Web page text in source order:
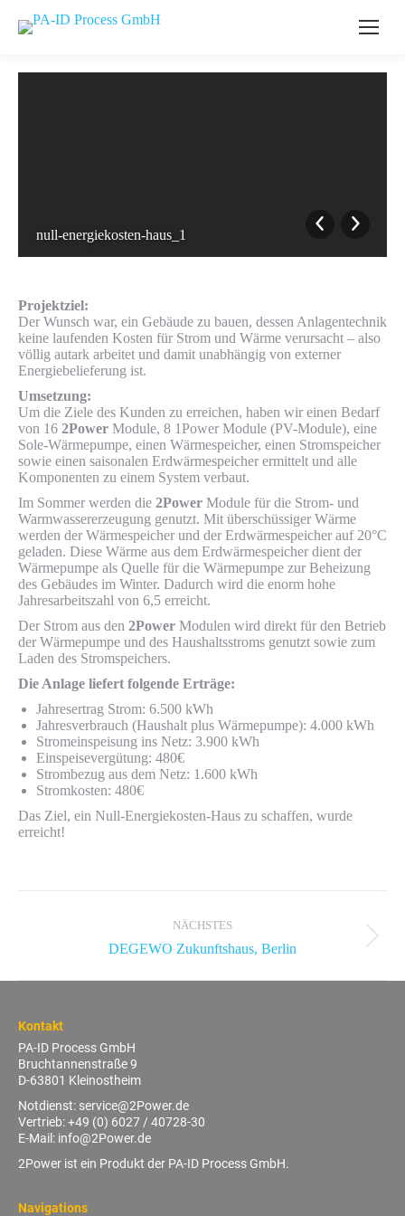
null-energiekosten-haus_1
Projektziel:
Der Wunsch war, ein Gebäude zu bauen, dessen Anlagentechnik
keine laufenden Kosten für Strom und Wärme verursacht – also
völlig autark arbeitet und damit unabhängig von externer
Energiebelieferung ist.
Umsetzung:
Um die Ziele des Kunden zu erreichen, haben wir einen Bedarf
von 16 2Power Module, 8 1Power Module (PV-Module), eine
Sole-Wärmepumpe, einen Wärmespeicher, einen Stromspeicher
sowie einen saisonalen Erdwärmespeicher ermittelt und alle
Komponenten zu einem System verbaut.
Im Sommer werden die 2Power Module für die Strom- und
Warmwassererzeugung genutzt. Mit überschüssiger Wärme
werden der Wärmespeicher und der Erdwärmespeicher auf 20°C
geladen. Diese Wärme aus dem Erdwärmespeicher dient der
Wärmepumpe als Quelle für die Wärmepumpe zur Beheizung
des Gebäudes im Winter. Dadurch wird die enorm hohe
Jahresarbeitszahl von 6,5 erreicht.
Der Strom aus den 2Power Modulen wird direkt für den Betrieb
der Wärmepumpe und des Haushaltsstroms genutzt sowie zum
Laden des Stromspeichers.
Die Anlage liefert folgende Erträge:
Jahresertrag Strom: 6.500 kWh
Jahresverbrauch (Haushalt plus Wärmepumpe): 4.000 kWh
Stromeinspeisung ins Netz: 3.900 kWh
Einspeisevergütung: 480€
Strombezug aus dem Netz: 1.600 kWh
Stromkosten: 480€
Das Ziel, ein Null-Energiekosten-Haus zu schaffen, wurde
erreicht!
NÄCHSTES
Nächstes
DEGEWO Zukunftshaus, Berlin
Kontakt
PA-ID Process GmbH
Bruchtannenstraße 9
D-63801 Kleinostheim
Notdienst: service@2Power.de
Vertrieb:+49 (0) 6027 / 40728-30
E-Mail: info@2Power.de
2Power ist ein Produkt der PA-ID Process GmbH.
Navigations